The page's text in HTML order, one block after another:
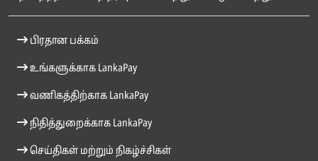
பிரதான பக்கம்
உங்களுக்காக LankaPay
வணிகத்திற்காக LankaPay
நிதித்துறைக்காக LankaPay
செய்திகள் மற்றும் நிகழ்ச்சிகள்